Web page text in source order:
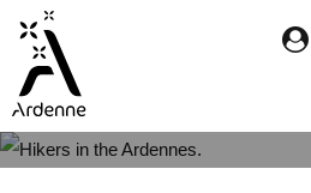
main
content